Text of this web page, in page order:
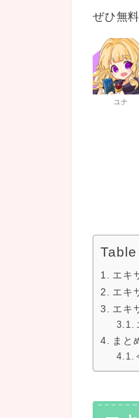
ぜひ無
ユナ
エキ
エキ
エキ
まと